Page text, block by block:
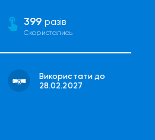
399 разів
Скористались
Використати до
28.02.2027